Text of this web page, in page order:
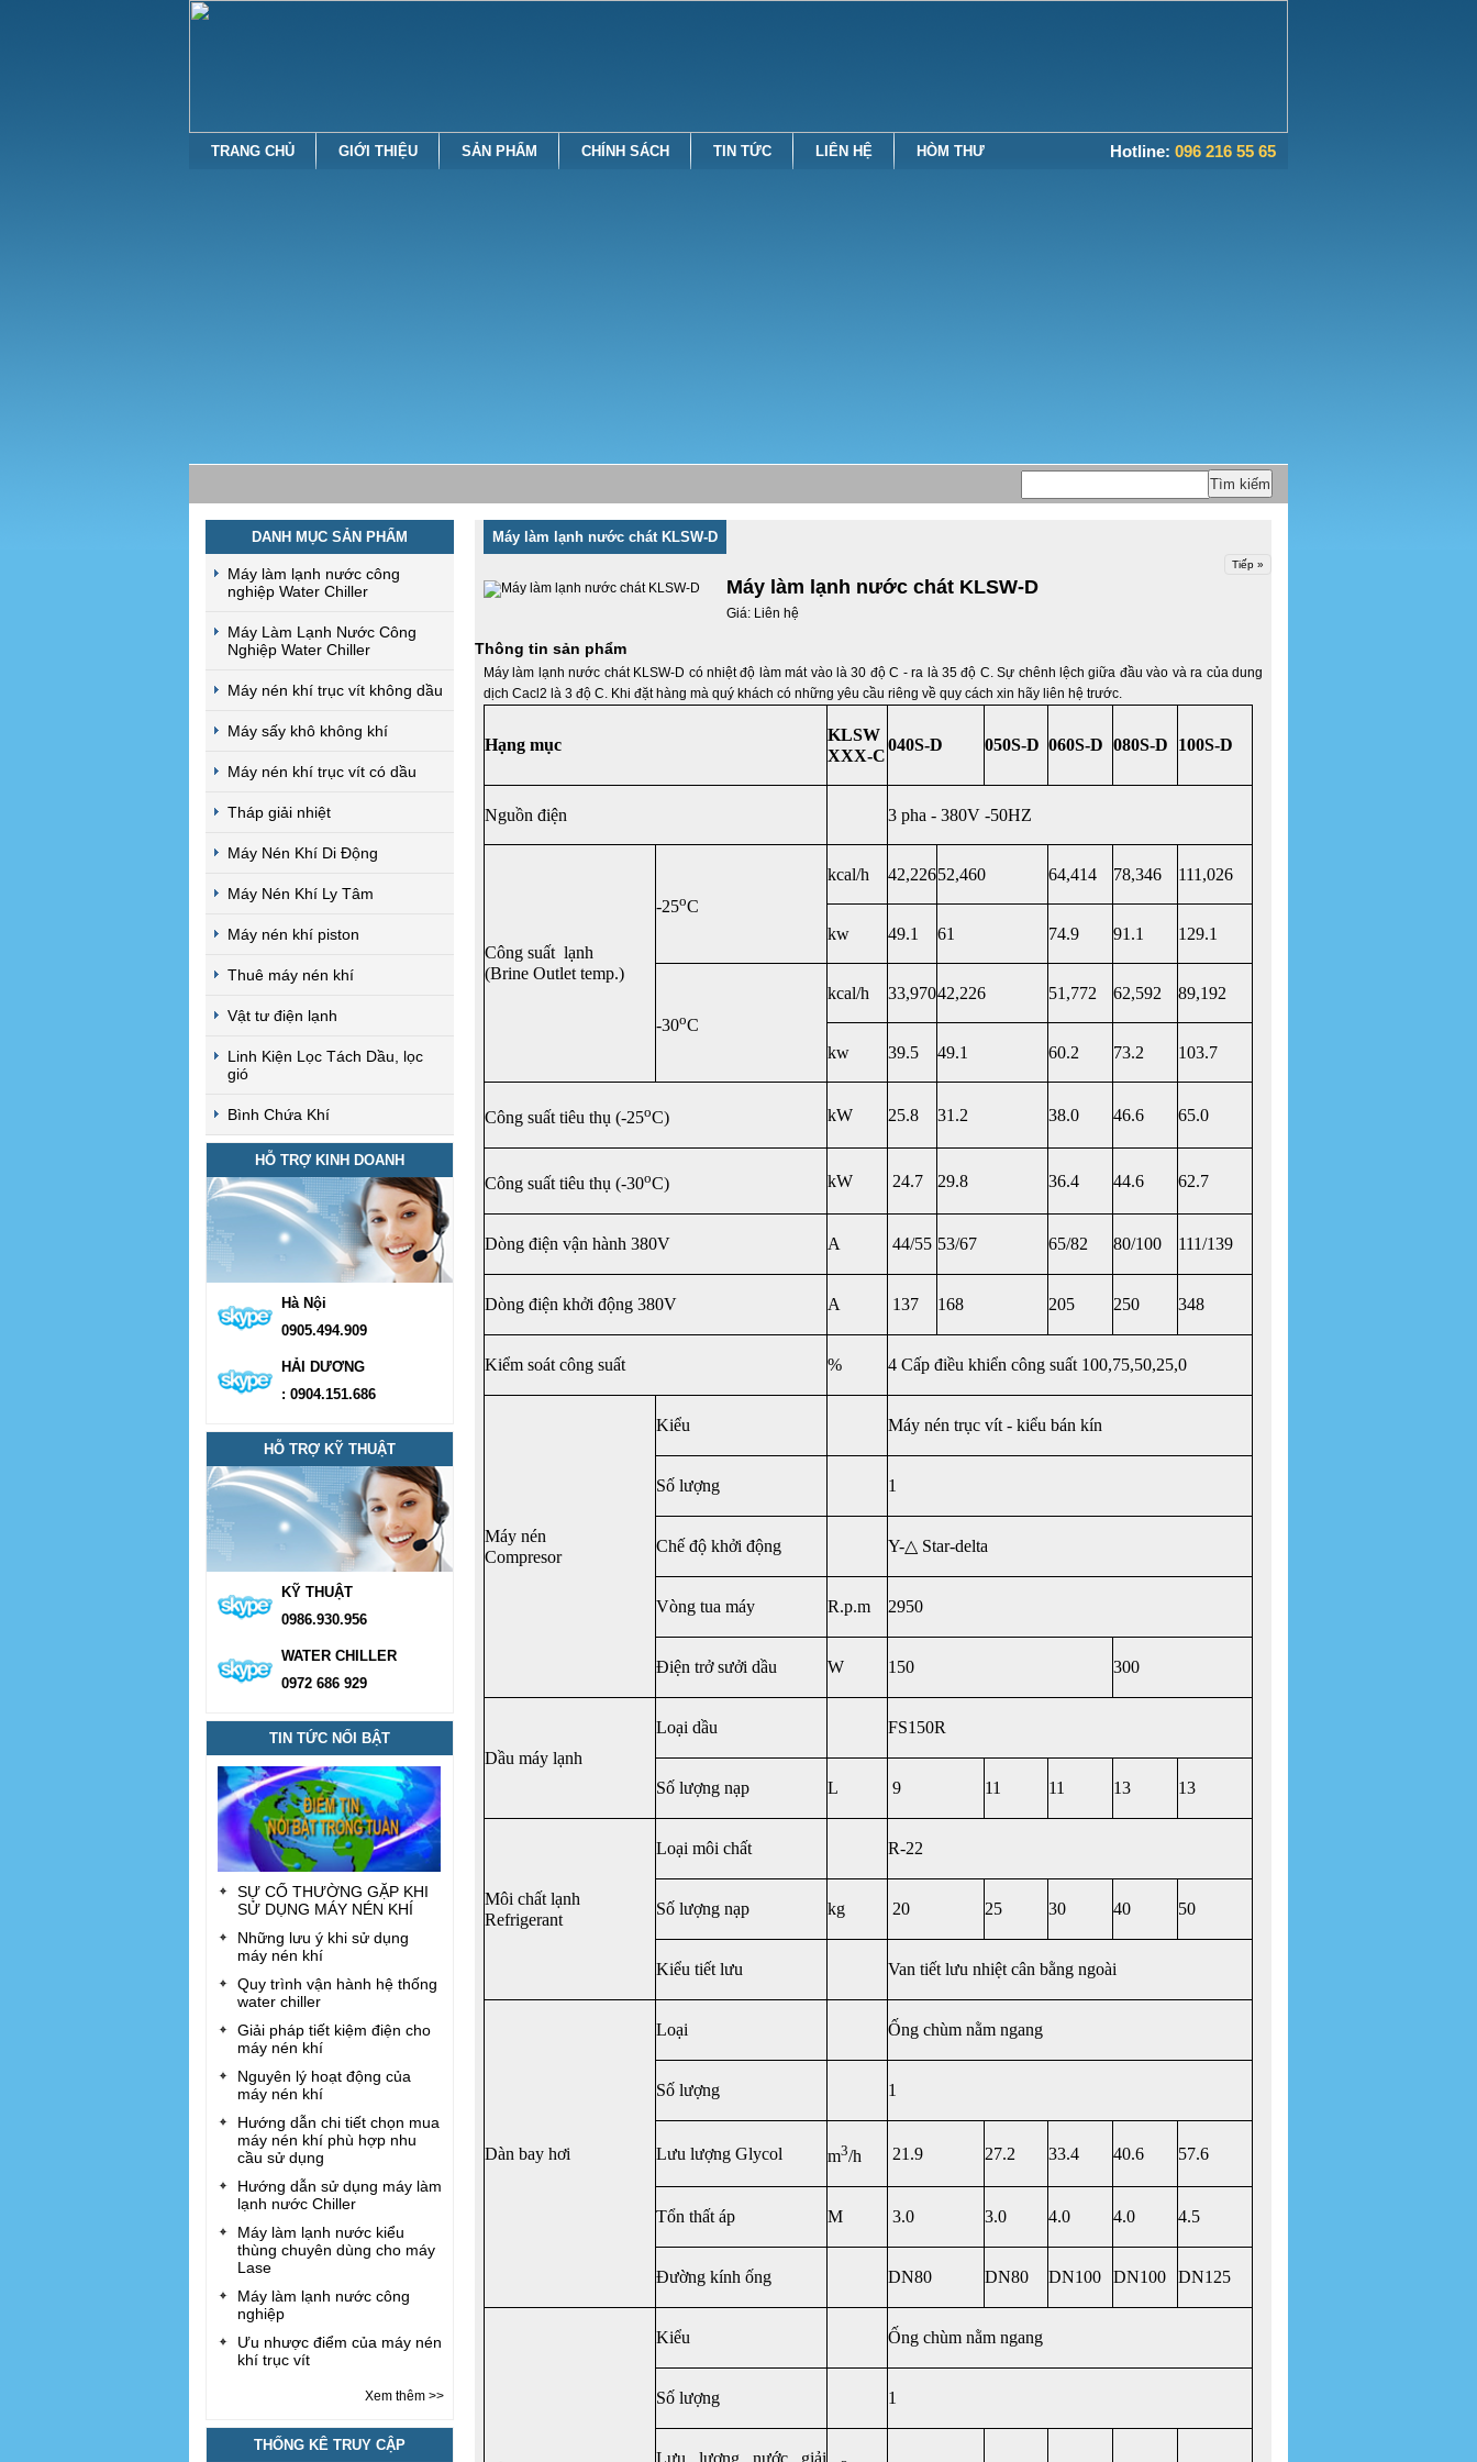
Hotline: 096 216 55 65
TRANG CHỦ GIỚI THIỆU SẢN PHẨM CHÍNH SÁCH TIN TỨC LIÊN HỆ HÒM THƯ
DANH MỤC SẢN PHẨM
Máy làm lạnh nước công
nghiệp Water Chiller
Máy Làm Lạnh Nước Công
Nghiệp Water Chiller
Máy nén khí trục vít không dầu
Máy sấy khô không khí
Máy nén khí trục vít có dầu
Tháp giải nhiệt
Máy Nén Khí Di Động
Máy Nén Khí Ly Tâm
Máy nén khí piston
Thuê máy nén khí
Vật tư điện lạnh
Linh Kiện Lọc Tách Dầu, lọc
gió
Bình Chứa Khí
HỖ TRỢ KINH DOANH
Hà Nội
0905.494.909
HẢI DƯƠNG
: 0904.151.686
HỖ TRỢ KỸ THUẬT
KỸ THUẬT
0986.930.956
WATER CHILLER
0972 686 929
TIN TỨC NỔI BẬT
SỰ CỐ THƯỜNG GẶP KHI
SỬ DỤNG MÁY NÉN KHÍ
Những lưu ý khi sử dụng
máy nén khí
Quy trình vận hành hệ thống
water chiller
Giải pháp tiết kiệm điện cho
máy nén khí
Nguyên lý hoạt động của
máy nén khí
Hướng dẫn chi tiết chọn mua
máy nén khí phù hợp nhu
cầu sử dụng
Hướng dẫn sử dụng máy làm
lạnh nước Chiller
Máy làm lạnh nước kiểu
thùng chuyên dùng cho máy
Lase
Máy làm lạnh nước công
nghiệp
Ưu nhược điểm của máy nén
khí trục vít
Xem thêm >>
THỐNG KÊ TRUY CẬP
Máy làm lạnh nước chát KLSW-D
Máy làm lạnh nước chát KLSW-D
Giá: Liên hệ
Thông tin sản phẩm
Máy làm lạnh nước chát KLSW-D có nhiệt độ làm mát vào là 30 độ C - ra là 35 độ C. Sự chênh lệch giữa đầu vào và ra của dung
dịch Cacl2 là 3 độ C. Khi đặt hàng mà quý khách có những yêu cầu riêng về quy cách xin hãy liên hệ trước.
Hạng mục
KLSW
XXX-C
040S-D 050S-D 060S-D 080S-D 100S-D
Nguồn điện 3 pha - 380V -50HZ
Công suất lạnh
(Brine Outlet temp.)
-25oC
kcal/h 42,22652,460 64,414 78,346 111,026
kw 49.1 61 74.9 91.1 129.1
-30oC
kcal/h 33,97042,226 51,772 62,592 89,192
kw 39.5 49.1 60.2 73.2 103.7
Công suất tiêu thụ (-25oC) kW 25.8 31.2 38.0 46.6 65.0
Công suất tiêu thụ (-30oC) kW 24.7 29.8 36.4 44.6 62.7
Dòng điện vận hành 380V A 44/55 53/67 65/82 80/100 111/139
Dòng điện khởi động 380V A 137 168 205 250 348
Kiểm soát công suất % 4 Cấp điều khiển công suất 100,75,50,25,0
Máy nén
Compresor
Kiểu Máy nén trục vít - kiểu bán kín
Số lượng 1
Chế độ khởi động Y-△ Star-delta
Vòng tua máy R.p.m 2950
Điện trở sưởi dầu W 150 300
Dầu máy lạnh
Loại dầu FS150R
Số lượng nạp L 9 11 11 13 13
Môi chất lạnh
Refrigerant
Loại môi chất R-22
Số lượng nạp kg 20 25 30 40 50
Kiểu tiết lưu Van tiết lưu nhiệt cân bằng ngoài
Dàn bay hơi
Loại Ống chùm nằm ngang
Số lượng 1
Lưu lượng Glycol m3/h 21.9 27.2 33.4 40.6 57.6
Tổn thất áp M 3.0 3.0 4.0 4.0 4.5
Đường kính ống DN80 DN80 DN100 DN100 DN125
Kiểu Ống chùm nằm ngang
Số lượng 1
Lưu lượng nước giải
Tiếp »